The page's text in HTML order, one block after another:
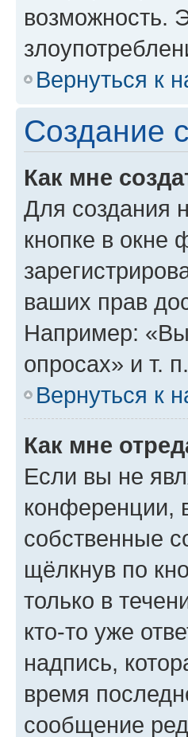
возможность.
Вернуться к
Создание
Как мне
Для создания
кнопке в
ваших прав
Например:
опросах» и т. п.
Вернуться к
Как мне
Если вы не
конференции,
собственные
щёлкнув по
только в
кто-то уже
надпись,
время
сообщение